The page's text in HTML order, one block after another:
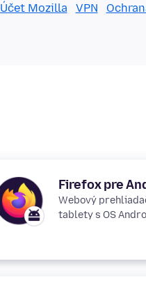
Účet Mozilla VPN
Firefox pre
Webový
tablety s OS